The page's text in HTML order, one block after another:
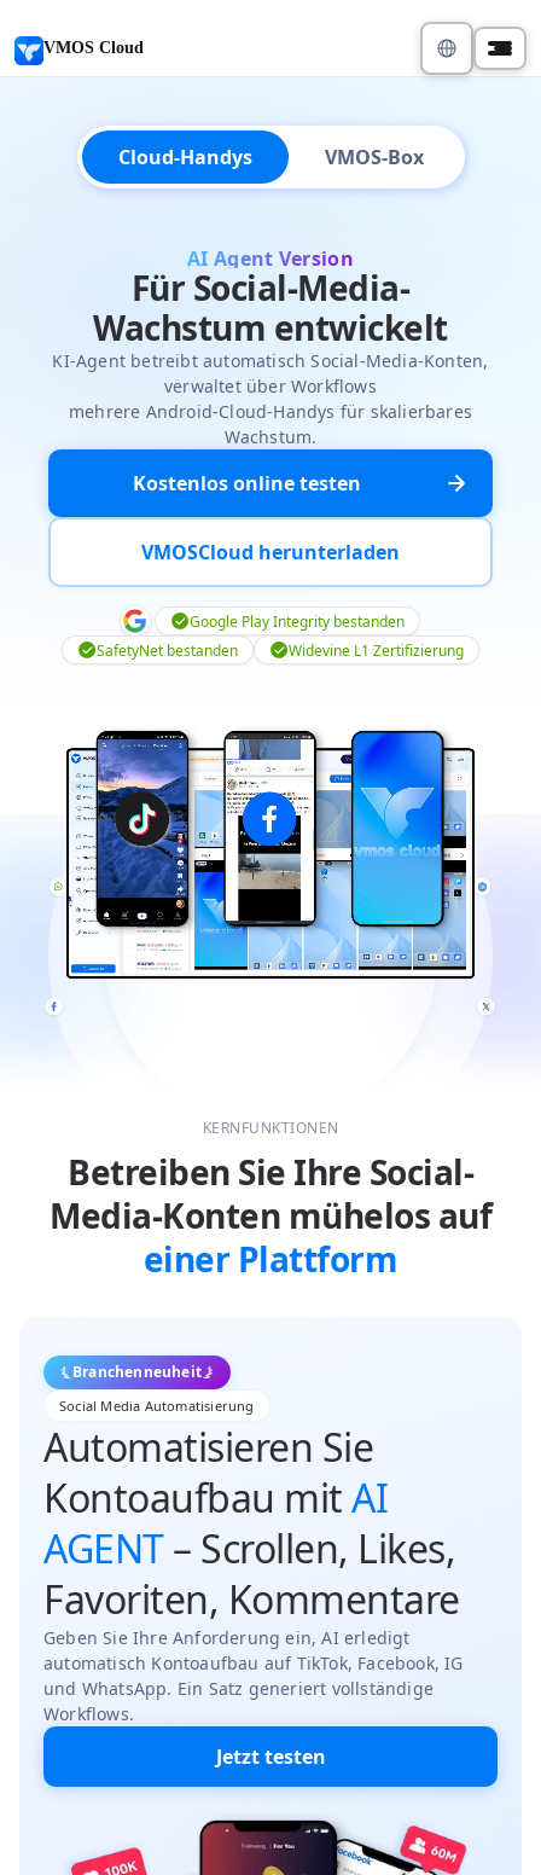
VMOS Cloud
Cloud-Handys VMOS-Box
AI Agent Version
Kostenlos online testen
VMOSCloud herunterladen
Für Social-Media-
Wachstum entwickelt
KI-Agent betreibt automatisch Social-Media-Konten,
verwaltet über Workflows
mehrere Android-Cloud-Handys für skalierbares
Wachstum.
Google Play Integrity bestanden
SafetyNet bestanden
Widevine L1 Zertifizierung
KERNFUNKTIONEN
Betreiben Sie Ihre Social-
Media-Konten mühelos auf
einer Plattform
Branchenneuheit
Social Media Automatisierung
Automatisieren Sie
Kontoaufbau mitAI
AGENT– Scrollen, Likes,
Favoriten, Kommentare
Geben Sie Ihre Anforderung ein, AI erledigt
automatisch Kontoaufbau auf TikTok, Facebook, IG
und WhatsApp. Ein Satz generiert vollständige
Workflows.
Jetzt testen